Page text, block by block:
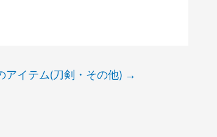
アイテム(刀剣・その他) →